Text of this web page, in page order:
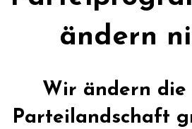
ändern
Wir ändern die
Parteilandschaft